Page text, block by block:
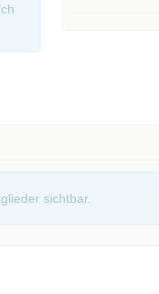
sichtbar.